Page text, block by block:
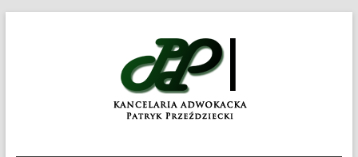
KANCELARIA
ADWOKACKA